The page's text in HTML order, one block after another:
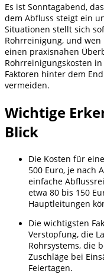
Es ist Sonntagabend,
dem Abfluss steigt ein
Situationen stellt sich
Rohrreinigung, und
einen praxisnahen
Rohrreinigungskosten
Faktoren hinter dem
vermeiden.
Wichtige
Blick
Die Kosten für
500 Euro, je nach
einfache
etwa 80 bis 150
Hauptleitungen
Die wichtigsten
Verstopfung, die
Rohrsystems, die
Zuschläge bei
Feiertagen.